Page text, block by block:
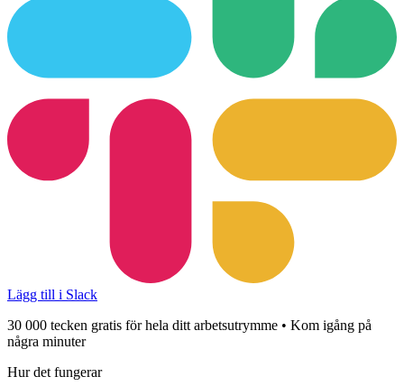
Lägg till i Slack
30 000 tecken gratis för hela ditt arbetsutrymme • Kom igång på
några minuter
Hur det fungerar